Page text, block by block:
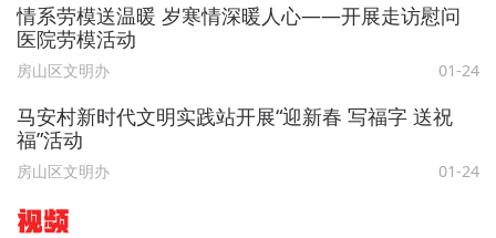
情系劳模送温暖 岁寒情深暖人心——开展走访慰问
医院劳模活动
房山区文明办 01-24
马安村新时代文明实践站开展“迎新春 写福字 送祝
福”活动
房山区文明办 01-24
视频